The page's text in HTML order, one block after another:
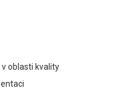
oblasti kvality